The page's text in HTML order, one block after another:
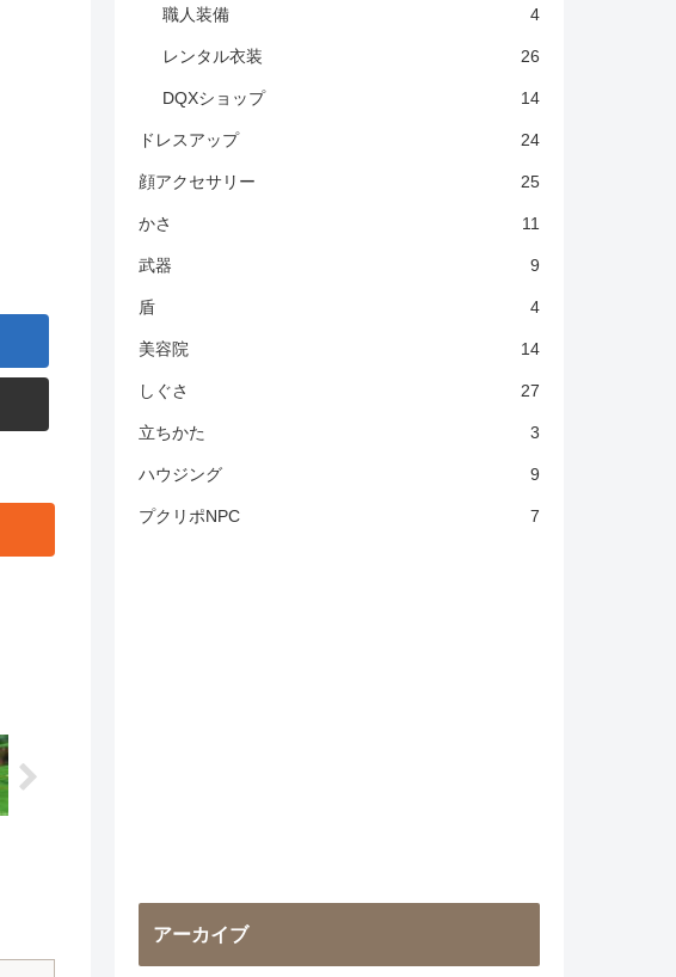
職人装備 4
レンタル衣装 26
DQXショップ 14
ドレスアップ 24
顔アクセサリー 25
かさ 11
武器 9
盾 4
美容院 14
しぐさ 27
立ちかた 3
ハウジング 9
プクリポNPC 7
アーカイブ